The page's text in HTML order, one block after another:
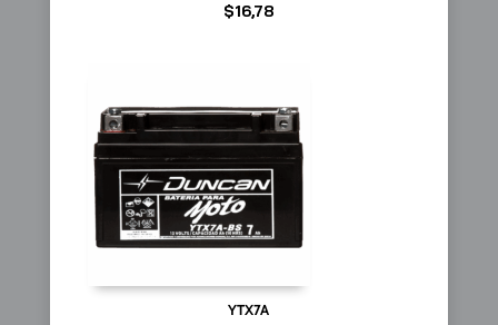
$16,78
YTX7A